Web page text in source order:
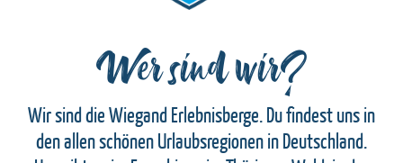
Wer sind wir?
Wir sind die Wiegand Erlebnisberge. Du findest uns in
den allen schönen Urlaubsregionen in Deutschland.